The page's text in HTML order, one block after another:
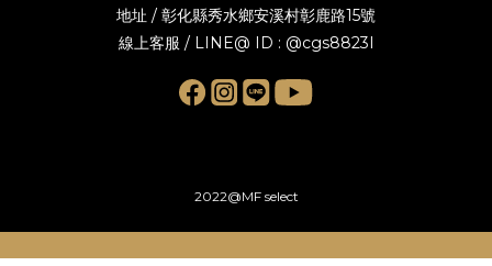
地址 / 彰化縣秀水鄉安溪村彰鹿路15號
線上客服 / LINE@ ID : @cgs8823I
2022@MF select